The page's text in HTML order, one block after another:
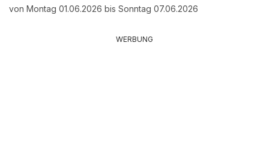
von Montag 01.06.2026 bis Sonntag 07.06.2026
WERBUNG